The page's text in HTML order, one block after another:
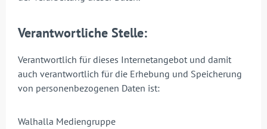
Verantwortliche Stelle:
Verantwortlich für dieses Internetangebot und damit
auch verantwortlich für die Erhebung und Speicherung
von personenbezogenen Daten ist:
Walhalla Mediengruppe